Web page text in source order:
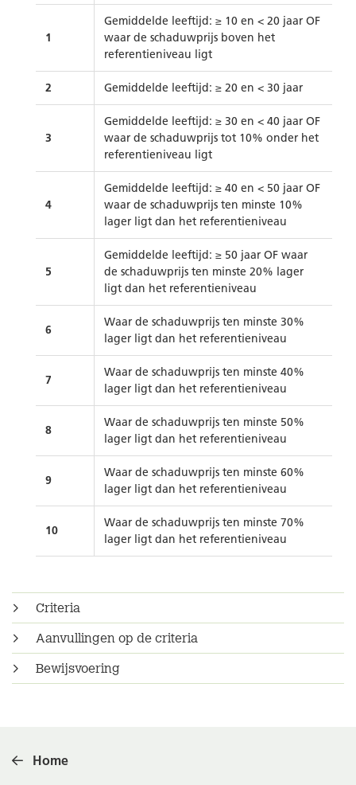
1
Gemiddelde leeftijd: ≥ 10 en < 20 jaar OF
waar de schaduwprijs boven het
referentieniveau ligt
2 Gemiddelde leeftijd: ≥ 20 en < 30 jaar
3
Gemiddelde leeftijd: ≥ 30 en < 40 jaar OF
waar de schaduwprijs tot 10% onder het
referentieniveau ligt
4
Gemiddelde leeftijd: ≥ 40 en < 50 jaar OF
waar de schaduwprijs ten minste 10%
lager ligt dan het referentieniveau
5
Gemiddelde leeftijd: ≥ 50 jaar OF waar
de schaduwprijs ten minste 20% lager
ligt dan het referentieniveau
6
Waar de schaduwprijs ten minste 30%
lager ligt dan het referentieniveau
7
Waar de schaduwprijs ten minste 40%
lager ligt dan het referentieniveau
8
Waar de schaduwprijs ten minste 50%
lager ligt dan het referentieniveau
9
Waar de schaduwprijs ten minste 60%
lager ligt dan het referentieniveau
10
Waar de schaduwprijs ten minste 70%
lager ligt dan het referentieniveau
Criteria
Aanvullingen op de criteria
Bewijsvoering
Home